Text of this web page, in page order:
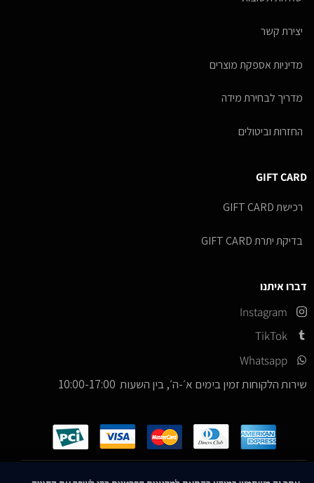
יצירת קשר
מדיניות אספקת מוצרים
מדריך לבחירת מידה
החזרות וביטולים
GIFT CARD
רכישת GIFT CARD
בדיקת יתרת GIFT CARD
דברו איתנו
Instagram
TikTok
Whatsapp
שירות הלקוחות זמין בימים א׳-ה׳, בין השעות 10:00-17:00
כל הזכויות שמורות – ICE Sneakers© 2026